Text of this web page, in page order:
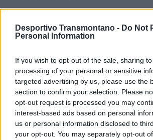
Desportivo Transmontano - Do Not
Personal Information
If you wish to opt-out of the sale, sharing
processing of your personal or sensitive
targeted advertising by us, please use the
section to confirm your selection. Please
opt-out request is processed you may
interest-based ads based on personal
us or personal information disclosed to
your opt-out. You may separately opt-out
A renovação é válida por uma temporada.
fazer alterações na equipa técnica, devido à